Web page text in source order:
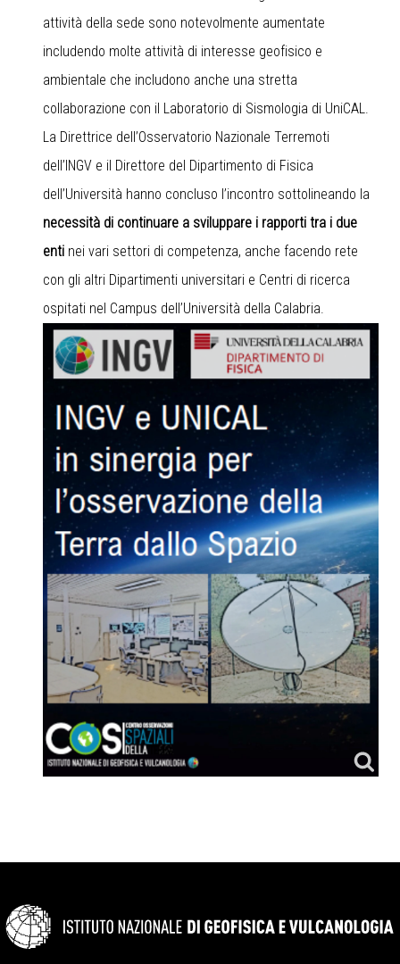
attività della sede sono notevolmente aumentate
includendo molte attività di interesse geofisico e
ambientale che includono anche una stretta
collaborazione con il Laboratorio di Sismologia di UniCAL.
La Direttrice dell’Osservatorio Nazionale Terremoti
dell’INGV e il Direttore del Dipartimento di Fisica
dell’Università hanno concluso l’incontro sottolineando la
necessità di continuare a sviluppare i rapporti tra i due
enti nei vari settori di competenza, anche facendo rete
con gli altri Dipartimenti universitari e Centri di ricerca
ospitati nel Campus dell’Università della Calabria.